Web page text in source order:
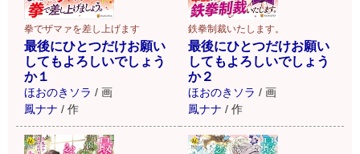
拳でザマァを差し上げます
最後にひとつだけお願い
してもよろしいでしょう
か１
ほおのきソラ / 画
鳳ナナ / 作
鉄拳制裁いたします。
最後にひとつだけお願い
してもよろしいでしょう
か２
ほおのきソラ / 画
鳳ナナ / 作